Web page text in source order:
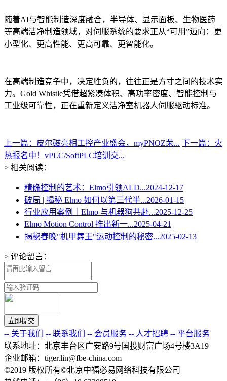
随着AI与智能制造深度融合，半导体、显示面板、生物医药
等高端洁净制造领域，对伺服系统的要求正从“可用”迈向：更
小型化、更高性能、更高可靠、更智能化。
在高端制造竞争中，决定胜负的，往往正是方寸之间的技术实
力。Gold Whistle凭借超紧凑体积、高功率密度、智能控制与
工业级可靠性，正在重新定义洁净室机器人伺服驱动标准。
上一篇：皮尔磁亮相工控产业盛会，myPNOZ荣... 下一篇：火
热报名中！vPLC/SoftPLC培训交...
> 相关阅读：
精确控制的艺术：Elmo引领ALD...2024-12-17
破局 | 揭秘 Elmo 如何以第三代半...2026-01-15
行业应用案例｜Elmo 与机器狗共赴...2025-12-25
Elmo Motion Control 推出新一...2025-04-21
揭秘春晚"机甲舞王"运动控制的秘密...2025-02-13
> 评论留言：
-- 关于我们 -- 联系我们 -- 会员服务 -- 人才招聘 -- 平台服务
联系地址：北京丰台区广安路9号国投财富广场4号楼3A19
企业邮箱：tiger.lin@fbe-china.com
©2019 版权所有©北京中福必易网络科技有限公司